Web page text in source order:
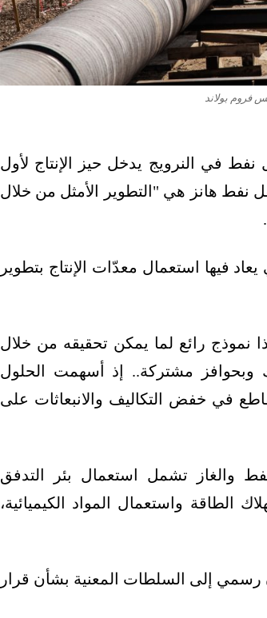
فروم بولاند
في النرويج يدخل حيز الإنتاج لأول
نفط هانز هي "التطوير الأمثل من خلال
فيها استعمال معدّات الإنتاج بتطوير
رائع لما يمكن تحقيقه من خلال
مشتركة.. إذ أسهمت الحلول
في خفض التكاليف والانبعاثات على
والغاز تشمل استعمال بئر التدفق
الطاقة واستعمال المواد الكيميائية،
رسمي إلى السلطات المعنية بشأن قرار